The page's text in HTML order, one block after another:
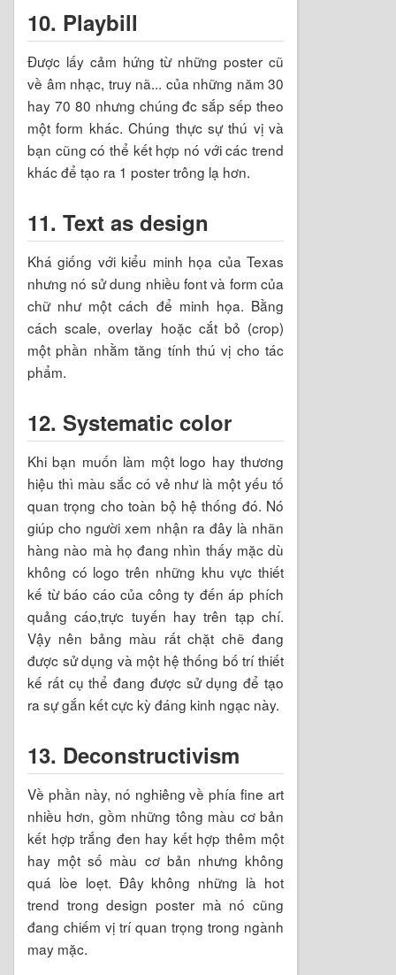
10. Playbill
Được lấy cảm hứng từ những poster cũ
về âm nhạc, truy nã... của những năm 30
hay 70 80 nhưng chúng đc sắp sếp theo
một form khác. Chúng thực sự thú vị và
bạn cũng có thể kết hợp nó với các trend
khác để tạo ra 1 poster trông lạ hơn.
11. Text as design
Khá giống với kiểu minh họa của Texas
nhưng nó sử dung nhiều font và form của
chữ như một cách để minh họa. Bằng
cách scale, overlay hoặc cắt bỏ (crop)
một phần nhằm tăng tính thú vị cho tác
phẩm.
12. Systematic color
Khi bạn muốn làm một logo hay thương
hiệu thì màu sắc có vẻ như là một yếu tố
quan trọng cho toàn bộ hệ thống đó. Nó
giúp cho người xem nhận ra đây là nhãn
hàng nào mà họ đang nhìn thấy mặc dù
không có logo trên những khu vực thiết
kế từ báo cáo của công ty đến áp phích
quảng cáo,trực tuyến hay trên tạp chí.
Vậy nên bảng màu rất chặt chẽ đang
được sử dụng và một hệ thống bố trí thiết
kế rất cụ thể đang được sử dụng để tạo
ra sự gắn kết cực kỳ đáng kinh ngạc này.
13. Deconstructivism
Về phần này, nó nghiêng về phía fine art
nhiều hơn, gồm những tông màu cơ bản
kết hợp trắng đen hay kết hợp thêm một
hay một số màu cơ bản nhưng không
quá lòe loẹt. Đây không những là hot
trend trong design poster mà nó cũng
đang chiếm vị trí quan trọng trong ngành
may mặc.